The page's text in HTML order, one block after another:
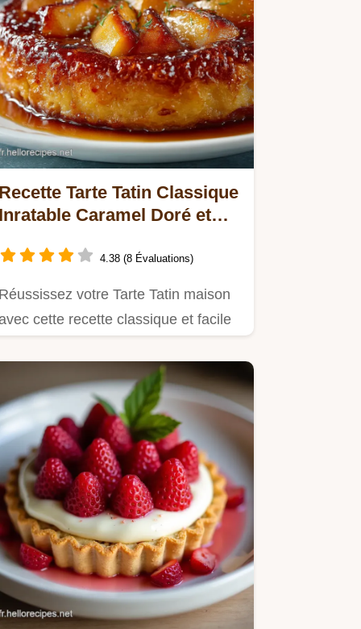
Tarte Tatin Classique
Caramel Doré et
4.38 (8 Évaluations)
votre Tarte Tatin maison
cette recette classique et facile